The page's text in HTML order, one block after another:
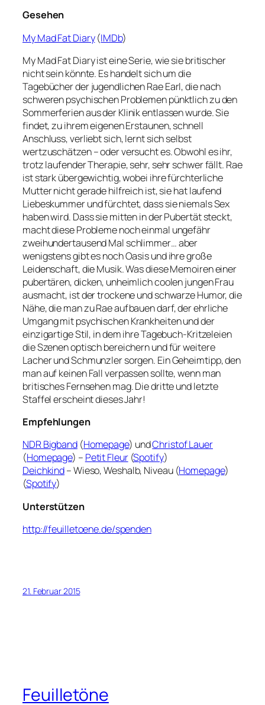
Gesehen
My Mad Fat Diary(IMDb)
My Mad Fat Diary ist eine Serie, wie sie britischer
nicht sein könnte. Es handelt sich um die
Tagebücher der jugendlichen Rae Earl, die nach
schweren psychischen Problemen pünktlich zu den
Sommerferien aus der Klinik entlassen wurde. Sie
findet, zu ihrem eigenen Erstaunen, schnell
Anschluss, verliebt sich, lernt sich selbst
wertzuschätzen – oder versucht es. Obwohl es ihr,
trotz laufender Therapie, sehr, sehr schwer fällt. Rae
ist stark übergewichtig, wobei ihre fürchterliche
Mutter nicht gerade hilfreich ist, sie hat laufend
Liebeskummer und fürchtet, dass sie niemals Sex
haben wird. Dass sie mitten in der Pubertät steckt,
macht diese Probleme noch einmal ungefähr
zweihundertausend Mal schlimmer… aber
wenigstens gibt es noch Oasis und ihre große
Leidenschaft, die Musik. Was diese Memoiren einer
pubertären, dicken, unheimlich coolen jungen Frau
ausmacht, ist der trockene und schwarze Humor, die
Nähe, die man zu Rae aufbauen darf, der ehrliche
Umgang mit psychischen Krankheiten und der
einzigartige Stil, in dem ihre Tagebuch-Kritzeleien
die Szenen optisch bereichern und für weitere
Lacher und Schmunzler sorgen. Ein Geheimtipp, den
man auf keinen Fall verpassen sollte, wenn man
britisches Fernsehen mag. Die dritte und letzte
Staffel erscheint dieses Jahr!
Empfehlungen
NDR Bigband(Homepage) undChristof Lauer
(Homepage) – Petit Fleur(Spotify)
Deichkind– Wieso, Weshalb, Niveau (Homepage)
(Spotify)
Unterstützen
http://feuilletoene.de/spenden
21. Februar 2015
Feuilletöne